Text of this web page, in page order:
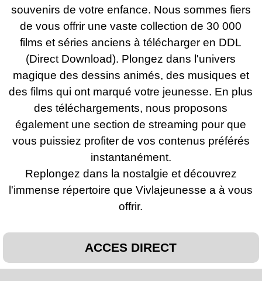
souvenirs de votre enfance. Nous sommes fiers
de vous offrir une vaste collection de 30 000
films et séries anciens à télécharger en DDL
(Direct Download). Plongez dans l'univers
magique des dessins animés, des musiques et
des films qui ont marqué votre jeunesse. En plus
des téléchargements, nous proposons
également une section de streaming pour que
vous puissiez profiter de vos contenus préférés
instantanément.
Replongez dans la nostalgie et découvrez
l'immense répertoire que Vivlajeunesse a à vous
offrir.
ACCES DIRECT